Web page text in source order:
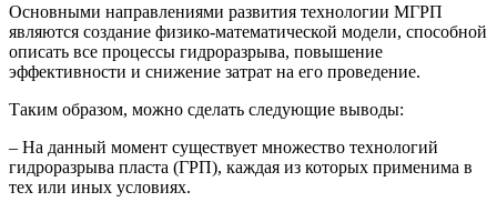
Основными направлениями развития технологии МГРП
являются создание физико-математической модели, способной
описать все процессы гидроразрыва, повышение
эффективности и снижение затрат на его проведение.
Таким образом, можно сделать следующие выводы:
– На данный момент существует множество технологий
гидроразрыва пласта (ГРП), каждая из которых применима в
тех или иных условиях.